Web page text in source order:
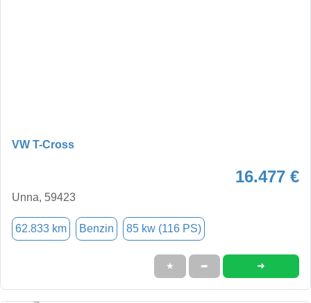
VW T-Cross
16.477 €
Unna, 59423
62.833 km Benzin 85 kw (116 PS)
★ ➦ ➜